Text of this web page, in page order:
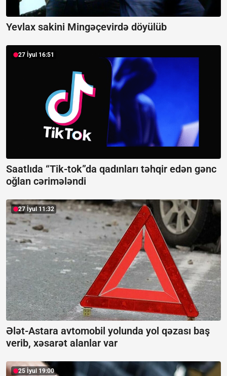
Yevlax sakini Mingəçevirdə döyülüb
27 İyul 16:51
Saatlıda “Tik-tok”da qadınları təhqir edən gənc
oğlan cərimələndi
27 İyul 11:32
Ələt-Astara avtomobil yolunda yol qəzası baş
verib, xəsarət alanlar var
25 İyul 19:00